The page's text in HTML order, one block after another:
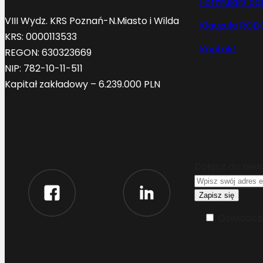
VIII Wydz. KRS Poznań-N.Miasto i Wilda
KRS: 0000113533
REGON: 630323669
NIP: 782-10-11-511
Kapitał zakładowy – 6.239.000 PLN
Klauzula
Kontakt